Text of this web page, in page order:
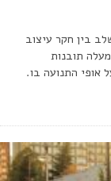
בין חקר עיצוב
תובנות
אופי התנועה בו.